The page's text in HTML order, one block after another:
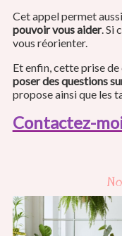
Cet appel permet
pouvoir vous aider. Si
vous réorienter.
Et enfin, cette prise
poser des questions
propose ainsi que les
Contactez-